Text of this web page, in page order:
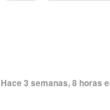
Hace 3 semanas, 8 horas